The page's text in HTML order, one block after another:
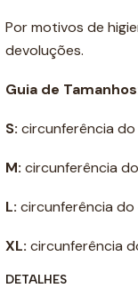
Por motivos de
devoluções.
Guia de
S: circunferência
M: circunferência
L: circunferência do
XL: circunferência
DETALHES